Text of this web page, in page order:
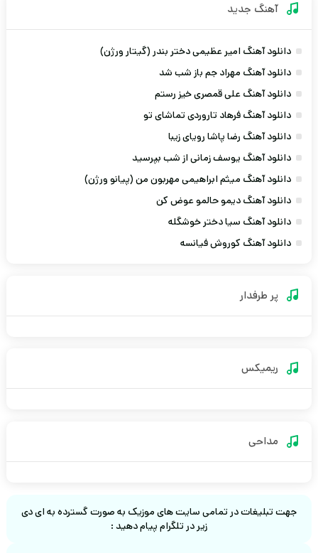
آهنگ جديد
دانلود آهنگ امیر عظیمی دختر بندر (گیتار ورژن)
دانلود آهنگ مهراد جم باز شب شد
دانلود آهنگ علی قمصری خیز رستم
دانلود آهنگ فرهاد تاروردی تماشای تو
دانلود آهنگ رضا پاشا رویای زیبا
دانلود آهنگ یوسف زمانی از شب بپرسید
دانلود آهنگ میثم ابراهیمی مهربون من (پیانو ورژن)
دانلود آهنگ دیمو حالمو عوض کن
دانلود آهنگ سیا دختر خوشگله
دانلود آهنگ کوروش فیانسه
پر طرفدار
ریمیکس
مداحی
جهت تبلیغات در تمامی سایت های موزیک به صورت گسترده به ای دی
زیر در تلگرام پیام دهید :